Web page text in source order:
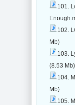
101.
102.
Mb)
103.
(8.53 Mb)
104.
Mb)
105.